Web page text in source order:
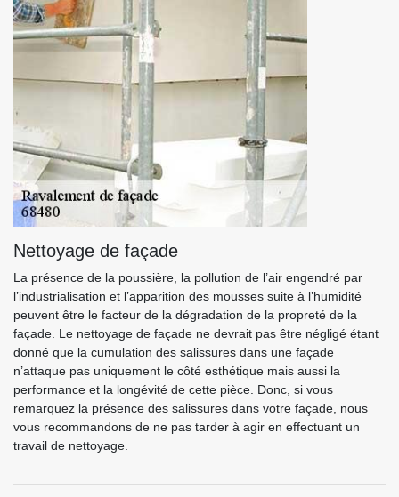
Nettoyage de façade
La présence de la poussière, la pollution de l’air engendré par
l’industrialisation et l’apparition des mousses suite à l’humidité
peuvent être le facteur de la dégradation de la propreté de la
façade. Le nettoyage de façade ne devrait pas être négligé étant
donné que la cumulation des salissures dans une façade
n’attaque pas uniquement le côté esthétique mais aussi la
performance et la longévité de cette pièce. Donc, si vous
remarquez la présence des salissures dans votre façade, nous
vous recommandons de ne pas tarder à agir en effectuant un
travail de nettoyage.